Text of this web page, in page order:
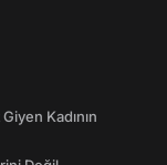
Kadının